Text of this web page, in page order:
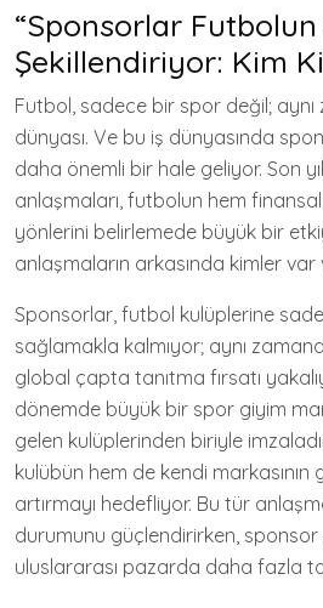
“Sponsorlar
Şekillendiriyor: Kim
Futbol, sadece bir spor değil;
dünyası. Ve bu iş dünyasında
daha önemli bir hale geliyor. Son
anlaşmaları, futbolun hem
yönlerini belirlemede büyük bir
anlaşmaların arkasında kimler
Sponsorlar, futbol kulüplerine
sağlamakla kalmıyor; aynı
global çapta tanıtma fırsatı
dönemde büyük bir spor giyim
gelen kulüplerinden biriyle
kulübün hem de kendi markasının
artırmayı hedefliyor. Bu tür
durumunu güçlendirirken, sponsor
uluslararası pazarda daha fazla